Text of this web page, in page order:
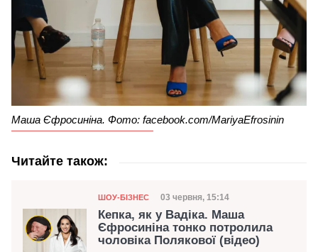
Маша Єфросиніна. Фото: facebook.com/MariyaEfrosinin
Читайте також:
Категорія
ШОУ-БІЗНЕС Дата публікації
03 червня, 15:14
Кепка, як у Вадіка. Маша
Єфросиніна тонко потролила
чоловіка Полякової (відео)